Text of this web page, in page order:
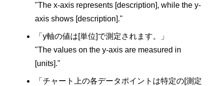
"The x-axis represents [description], while the y-
axis shows [description]."
「y軸の値は[単位]で測定されます。」
"The values on the y-axis are measured in
[units]."
「チャート上の各データポイントは特定の[測定